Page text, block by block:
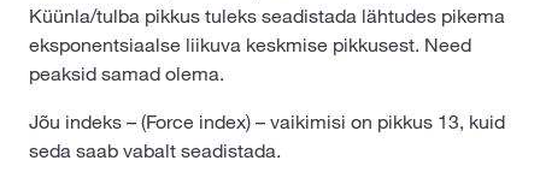
Küünla/tulba pikkus tuleks seadistada lähtudes pikema
eksponentsiaalse liikuva keskmise pikkusest. Need
peaksid samad olema.
Jõu indeks – (Force index) – vaikimisi on pikkus 13, kuid
seda saab vabalt seadistada.